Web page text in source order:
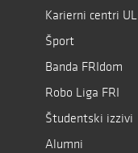
Karierni centri UL
Šport
Banda FRIdom
Robo Liga FRI
Študentski izzivi
Alumni